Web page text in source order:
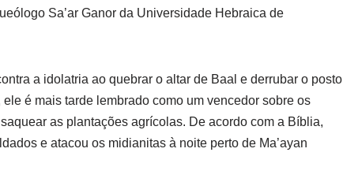
Sa’ar Ganor da Universidade Hebraica de
a idolatria ao quebrar o altar de Baal e derrubar o posto
é mais tarde lembrado como um vencedor sobre os
as plantações agrícolas. De acordo com a Bíblia,
e atacou os midianitas à noite perto de Ma’ayan